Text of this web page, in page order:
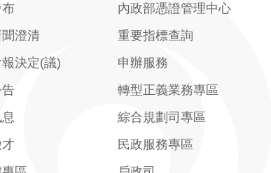
澄清
決定(議)
內政部憑證管理中心
重要指標查詢
申辦服務
轉型正義業務專區
綜合規劃司專區
民政服務專區